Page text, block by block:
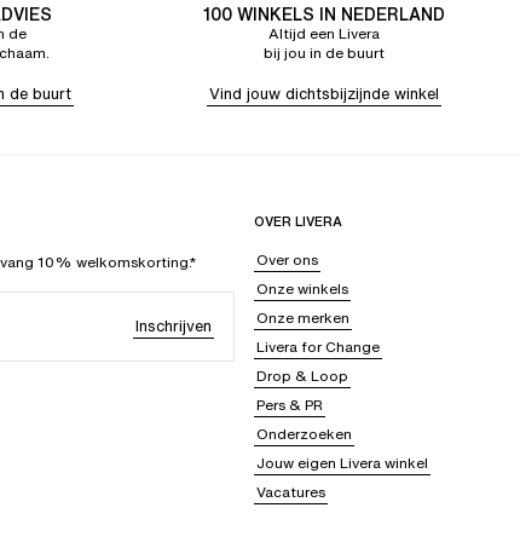
de
de buurt
100 WINKELS IN NEDERLAND
Altijd een Livera
bij jou in de buurt
Vind jouw dichtsbijzijnde winkel
10% welkomskorting.*
Inschrijven
OVER LIVERA
Over ons
Onze winkels
Onze merken
Livera for Change
Drop & Loop
Pers & PR
Onderzoeken
Jouw eigen Livera winkel
Vacatures